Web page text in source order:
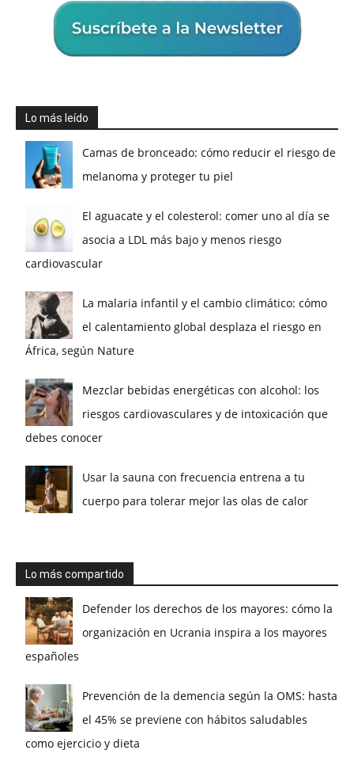
Lo más leído
Camas de bronceado: cómo reducir el riesgo de
melanoma y proteger tu piel
El aguacate y el colesterol: comer uno al día se
asocia a LDL más bajo y menos riesgo
cardiovascular
La malaria infantil y el cambio climático: cómo
el calentamiento global desplaza el riesgo en
África, según Nature
Mezclar bebidas energéticas con alcohol: los
riesgos cardiovasculares y de intoxicación que
debes conocer
Usar la sauna con frecuencia entrena a tu
cuerpo para tolerar mejor las olas de calor
Lo más compartido
Defender los derechos de los mayores: cómo la
organización en Ucrania inspira a los mayores
españoles
Prevención de la demencia según la OMS: hasta
el 45% se previene con hábitos saludables
como ejercicio y dieta